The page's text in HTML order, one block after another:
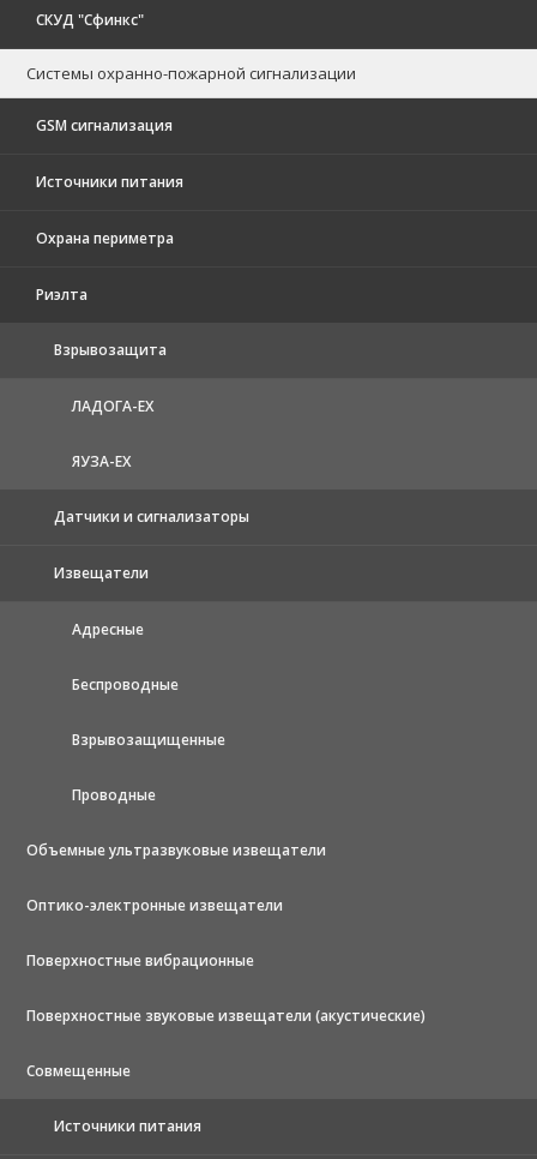
СКУД "Сфинкс"
Системы охранно-пожарной сигнализации
GSM сигнализация
Источники питания
Охрана периметра
Риэлта
Взрывозащита
ЛАДОГА-EX
ЯУЗА-ЕХ
Датчики и сигнализаторы
Извещатели
Адресные
Беспроводные
Взрывозащищенные
Проводные
Объемные ультразвуковые извещатели
Оптико-электронные извещатели
Поверхностные вибрационные
Поверхностные звуковые извещатели (акустические)
Совмещенные
Источники питания